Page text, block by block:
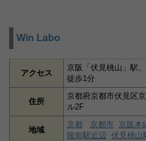
Win Labo
アクセス
京阪「伏見桃山」駅
徒歩1分
住所
京都府京都市伏見区
ル2F
地域
京都 京都市 京阪本
陵前駅近辺
伏見桃山